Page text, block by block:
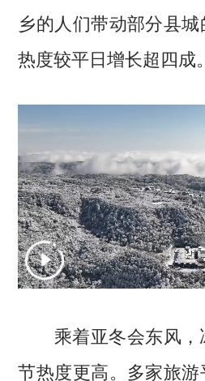
乡的人们带动部分县
热度较平日增长超四成。
乘着亚冬会东风，
节热度更高。多家旅游